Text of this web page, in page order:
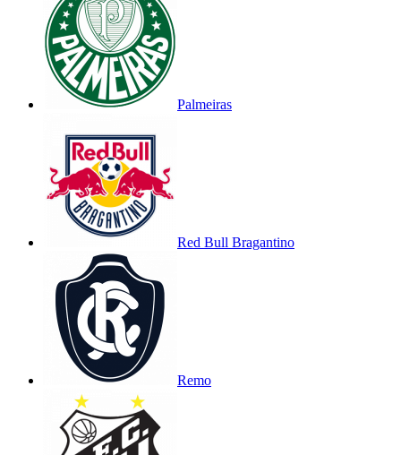
Palmeiras
Red Bull Bragantino
Remo